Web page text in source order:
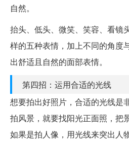
自然。
抬头、低头、微笑、笑容、看镜
样的五种表情，加上不同的角度
出舒适且自然的面部表情。
第四招：运用合适的光线
想要拍出好照片，合适的光线是
拍风景，就要找阳光正面照，把
如果是拍人像，用光线来突出人